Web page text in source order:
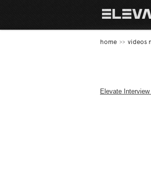
home videos
Elevate